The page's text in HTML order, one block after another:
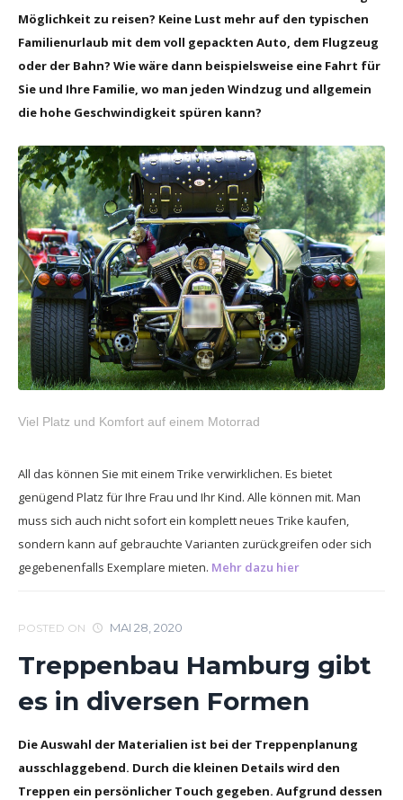
Möglichkeit zu reisen? Keine Lust mehr auf den typischen
Familienurlaub mit dem voll gepackten Auto, dem Flugzeug
oder der Bahn? Wie wäre dann beispielsweise eine Fahrt für
Sie und Ihre Familie, wo man jeden Windzug und allgemein
die hohe Geschwindigkeit spüren kann?
Viel Platz und Komfort auf einem Motorrad
All das können Sie mit einem Trike verwirklichen. Es bietet
genügend Platz für Ihre Frau und Ihr Kind. Alle können mit. Man
muss sich auch nicht sofort ein komplett neues Trike kaufen,
sondern kann auf gebrauchte Varianten zurückgreifen oder sich
gegebenenfalls Exemplare mieten. Mehr dazu hier
POSTED ON MAI 28, 2020
Treppenbau Hamburg gibt
es in diversen Formen
Die Auswahl der Materialien ist bei der Treppenplanung
ausschlaggebend. Durch die kleinen Details wird den
Treppen ein persönlicher Touch gegeben. Aufgrund dessen